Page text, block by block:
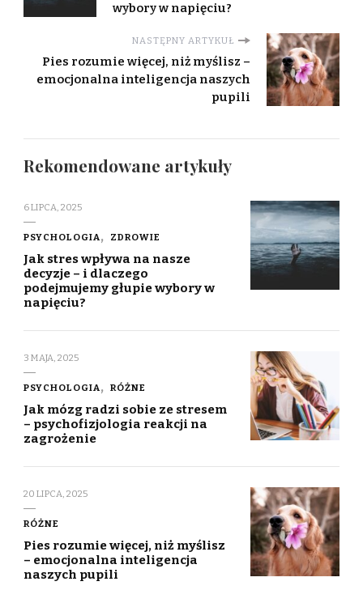
wybory w napięciu?
NASTĘPNY ARTYKUŁ
Pies rozumie więcej, niż myślisz –
emocjonalna inteligencja naszych
pupili
Rekomendowane artykuły
6 LIPCA, 2025
PSYCHOLOGIA ZDROWIE
Jak stres wpływa na nasze
decyzje – i dlaczego
podejmujemy głupie wybory w
napięciu?
3 MAJA, 2025
PSYCHOLOGIA RÓŻNE
Jak mózg radzi sobie ze stresem
– psychofizjologia reakcji na
zagrożenie
20 LIPCA, 2025
RÓŻNE
Pies rozumie więcej, niż myślisz
– emocjonalna inteligencja
naszych pupili